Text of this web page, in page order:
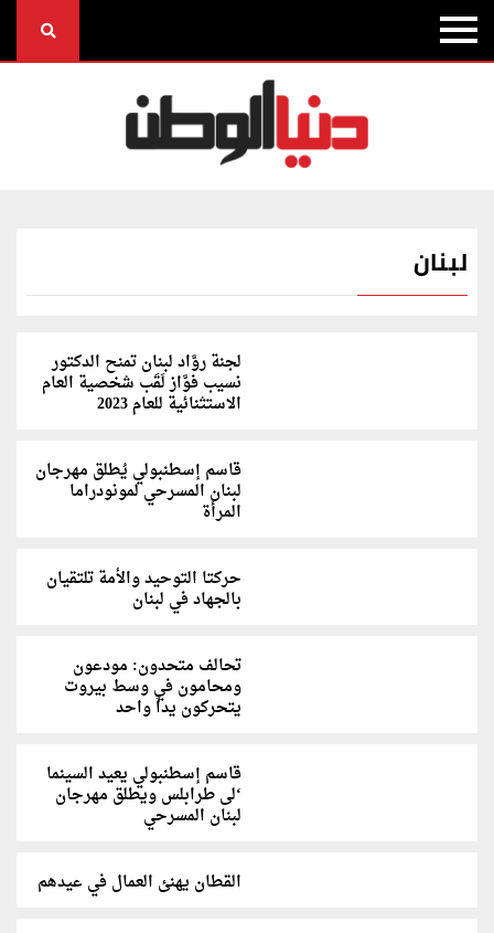
لبنان
لجنة روَّاد لبنان تمنح الدكتور
نسيب فوَّاز لَقَب شخصية العام
الاستثنائية للعام 2023
قاسم إسطنبولي يُطلق مهرجان
لبنان المسرحي لمونودراما
المرأة
حركتا التوحيد والأمة تلتقيان
بالجهاد في لبنان
تحالف متحدون: مودعون
ومحامون في وسط بيروت
يتحركون يداً واحد
قاسم إسطنبولي يعيد السينما
‘لى طرابلس ويطلق مهرجان
لبنان المسرحي
القطان يهنئ العمال في عيدهم